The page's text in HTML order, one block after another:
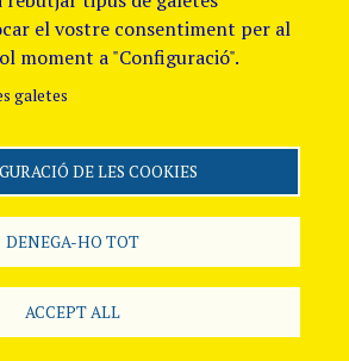
el vostre consentiment per al
moment a "Configuració".
galetes
DE LES COOKIES
DENEGA-HO TOT
ACCEPT ALL
de
Canal